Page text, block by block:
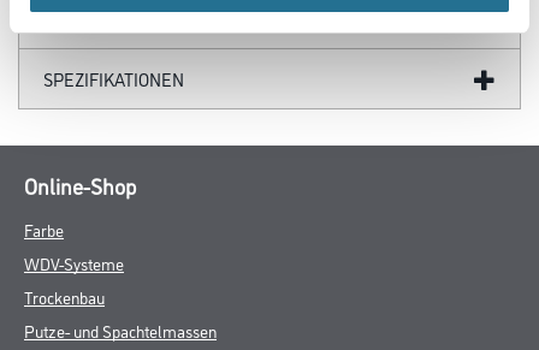
DATENBLÄTTER
SPEZIFIKATIONEN
Online-Shop
Farbe
WDV-Systeme
Trockenbau
Putze- und Spachtelmassen